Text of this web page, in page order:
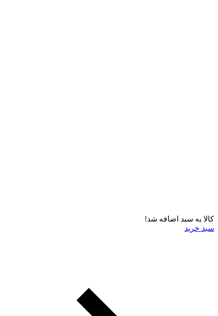
کالا به سبد اضافه شد!
سبد خرید